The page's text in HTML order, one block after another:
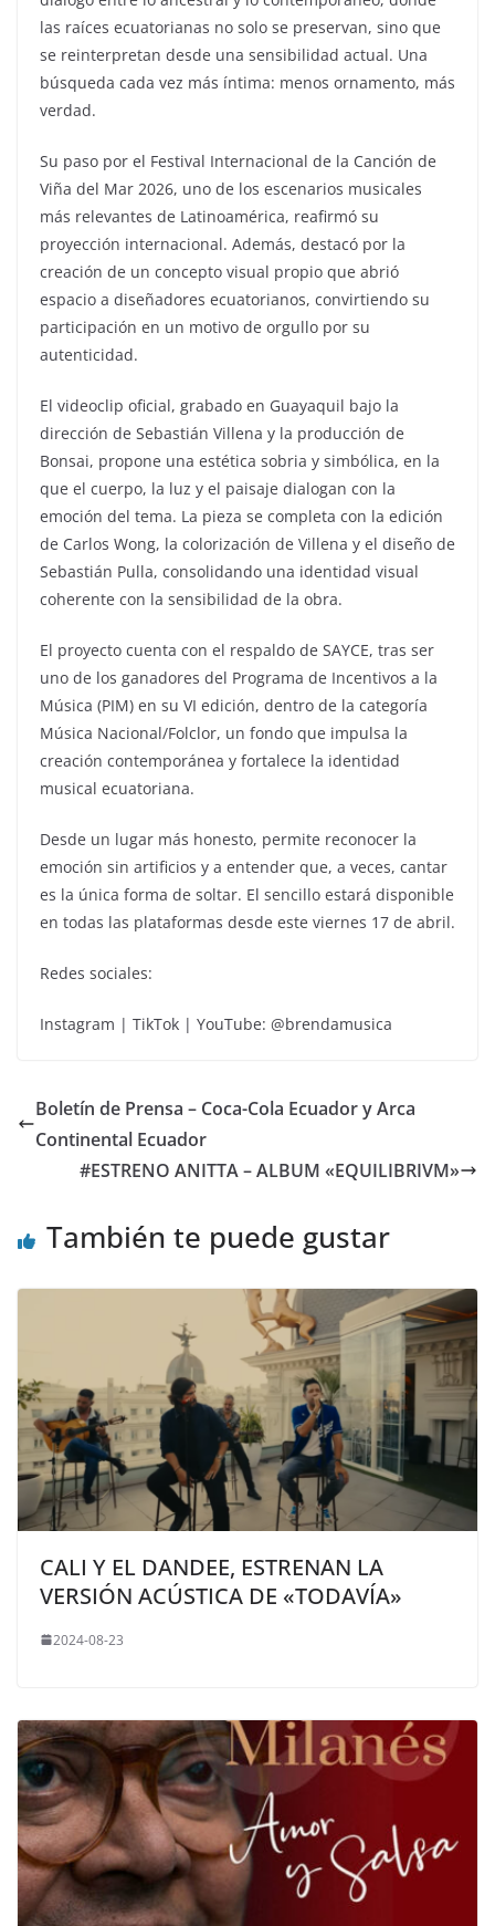
las raíces ecuatorianas no solo se preservan, sino que
se reinterpretan desde una sensibilidad actual. Una
búsqueda cada vez más íntima: menos ornamento, más
verdad.
Su paso por el Festival Internacional de la Canción de
Viña del Mar 2026, uno de los escenarios musicales
más relevantes de Latinoamérica, reafirmó su
proyección internacional. Además, destacó por la
creación de un concepto visual propio que abrió
espacio a diseñadores ecuatorianos, convirtiendo su
participación en un motivo de orgullo por su
autenticidad.
El videoclip oficial, grabado en Guayaquil bajo la
dirección de Sebastián Villena y la producción de
Bonsai, propone una estética sobria y simbólica, en la
que el cuerpo, la luz y el paisaje dialogan con la
emoción del tema. La pieza se completa con la edición
de Carlos Wong, la colorización de Villena y el diseño de
Sebastián Pulla, consolidando una identidad visual
coherente con la sensibilidad de la obra.
El proyecto cuenta con el respaldo de SAYCE, tras ser
uno de los ganadores del Programa de Incentivos a la
Música (PIM) en su VI edición, dentro de la categoría
Música Nacional/Folclor, un fondo que impulsa la
creación contemporánea y fortalece la identidad
musical ecuatoriana.
Desde un lugar más honesto, permite reconocer la
emoción sin artificios y a entender que, a veces, cantar
es la única forma de soltar. El sencillo estará disponible
en todas las plataformas desde este viernes 17 de abril.
Redes sociales:
Instagram | TikTok | YouTube: @brendamusica
Boletín de Prensa – Coca-Cola Ecuador y Arca
Continental Ecuador
#ESTRENO ANITTA – ALBUM «EQUILIBRIVM»
También te puede gustar
CALI Y EL DANDEE, ESTRENAN LA
VERSIÓN ACÚSTICA DE «TODAVÍA»
2024-08-23